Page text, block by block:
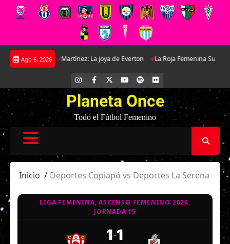
Saltar
Ago 6, 2026
Antonella Martínez: La joya de Everton La Roja Femenina Sub-17
INSTAGRAM
FACEBOOK YOUTUBE
SPOTIFYFLICKR
Planeta Once
Todo el Fútbol Femenino
Inicio Deportes Copiapó vs Deportes La Serena
LIGA FEMENINA, ASCENSO FEMENINO 2026,
JORNADA 15
1-1